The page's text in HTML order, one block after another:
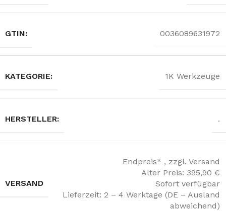
GTIN: 0036089631972
KATEGORIE: 1K Werkzeuge
HERSTELLER: .
VERSAND
Endpreis* , zzgl. Versand
Alter Preis: 395,90 €
Sofort verfügbar
Lieferzeit: 2 – 4 Werktage (DE – Ausland
abweichend)